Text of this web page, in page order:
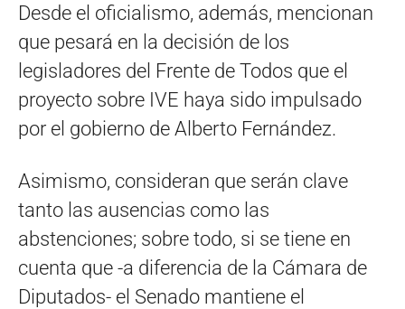
Desde el oficialismo, además, mencionan
que pesará en la decisión de los
legisladores del Frente de Todos que el
proyecto sobre IVE haya sido impulsado
por el gobierno de Alberto Fernández.
Asimismo, consideran que serán clave
tanto las ausencias como las
abstenciones; sobre todo, si se tiene en
cuenta que -a diferencia de la Cámara de
Diputados- el Senado mantiene el